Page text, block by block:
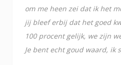
om me heen zei dat ik het
jij bleef erbij dat het goed
100 procent gelijk, we zijn
Je bent echt goud waard, ik